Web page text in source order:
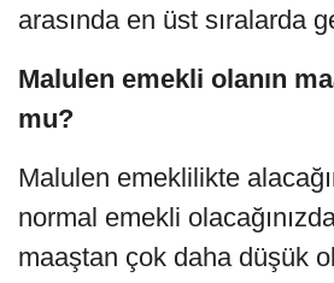
arasında en üst sıralarda
Malulen emekli olanın
mu?
Malulen emeklilikte
normal emekli
maaştan çok daha düşük